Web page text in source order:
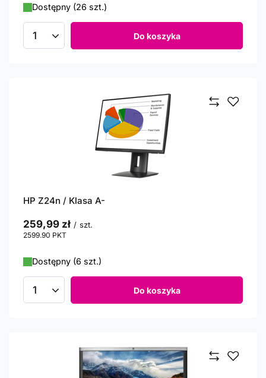
Dostępny (26 szt.)
Ilość produktów Do koszyka
HP Z24n / Klasa A-
259,99 zł / szt.
2599.90 PKT
Dostępny (6 szt.)
Ilość produktów Do koszyka